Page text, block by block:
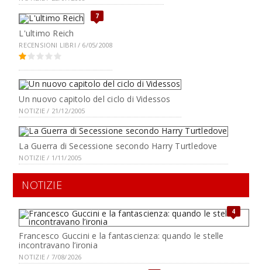
7
L'ultimo Reich
RECENSIONI LIBRI / 6/05/2008
Un nuovo capitolo del ciclo di Videssos
NOTIZIE / 21/12/2005
La Guerra di Secessione secondo Harry Turtledove
NOTIZIE / 1/11/2005
NOTIZIE
4
Francesco Guccini e la fantascienza: quando le stelle
incontravano l’ironia
NOTIZIE / 7/08/2026